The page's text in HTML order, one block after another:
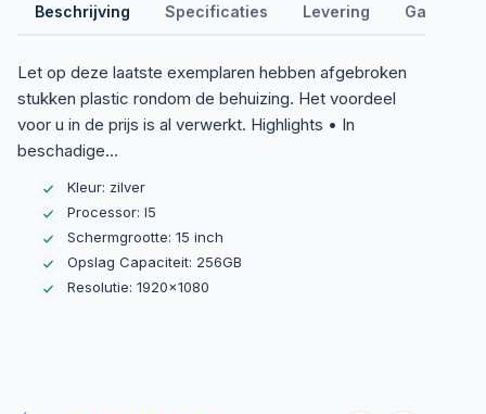
Beschrijving Specificaties Levering Garantie
Let op deze laatste exemplaren hebben afgebroken
stukken plastic rondom de behuizing. Het voordeel
voor u in de prijs is al verwerkt. Highlights • In
beschadige…
Kleur: zilver
Processor: I5
Schermgrootte: 15 inch
Opslag Capaciteit: 256GB
Resolutie: 1920×1080